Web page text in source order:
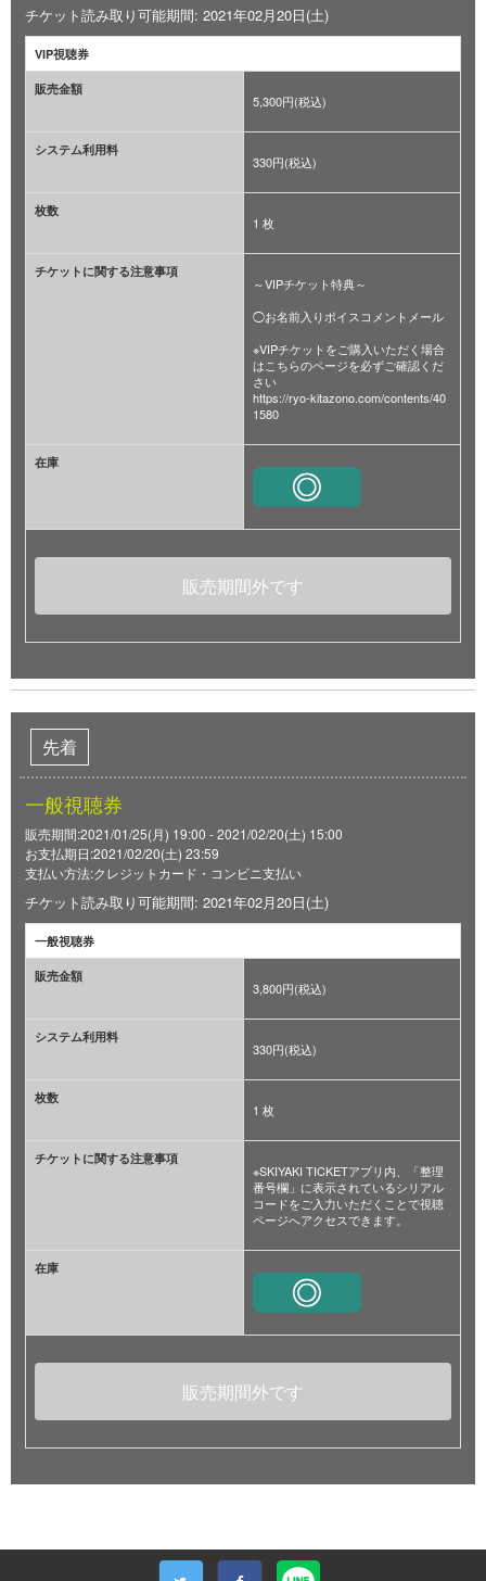
チケット読み取り可能期間: 2021年02月20日(土)
VIP視聴券
販売金額
5,300円(税込)
システム利用料
330円(税込)
枚数
1 枚
チケットに関する注意事項
～VIPチケット特典～
◯お名前入りボイスコメントメール
※VIPチケットをご購入いただく場合
はこちらのページを必ずご確認くだ
さい
https://ryo-kitazono.com/contents/40
1580
在庫
販売期間外です
先着
一般視聴券
販売期間:2021/01/25(月) 19:00 - 2021/02/20(土) 15:00
お支払期日:2021/02/20(土) 23:59
支払い方法:クレジットカード・コンビニ支払い
チケット読み取り可能期間: 2021年02月20日(土)
一般視聴券
販売金額
3,800円(税込)
システム利用料
330円(税込)
枚数
1 枚
チケットに関する注意事項
※SKIYAKI TICKETアプリ内、「整理
番号欄」に表示されているシリアル
コードをご入力いただくことで視聴
ページへアクセスできます。
在庫
販売期間外です